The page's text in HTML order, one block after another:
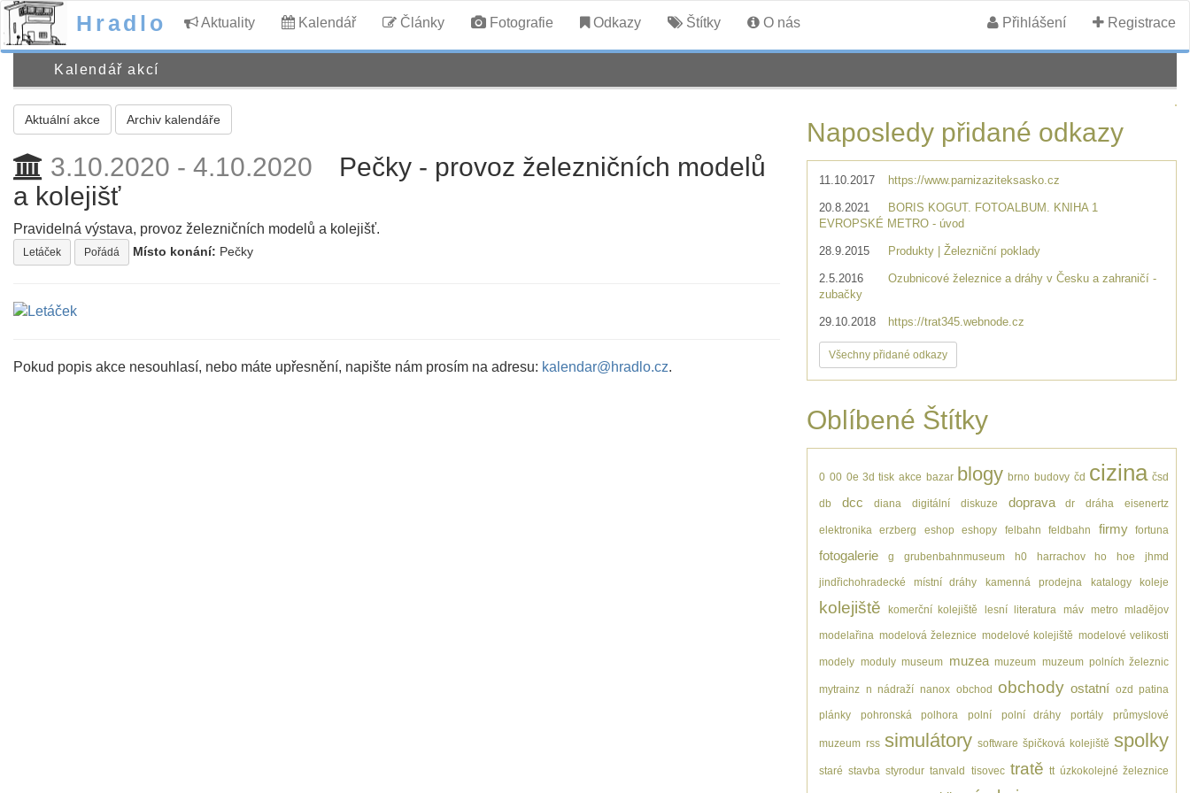
Hradlo Aktuality Kalendář Články Fotografie Odkazy Štítky O nás Přihlášení Registrace
Kalendář akcí
Aktuální akce Archiv kalendáře
3.10.2020 - 4.10.2020
Pečky - provoz železničních modelů
a kolejišť
Pravidelná výstava, provoz železničních modelů a kolejišť.
Letáček Pořádá Místo konání: Pečky
Pokud popis akce nesouhlasí, nebo máte upřesnění, napište nám prosím na adresu: kalendar@hradlo.cz.
Naposledy přidané odkazy
11.10.2017 https://www.parnizaziteksasko.cz
20.8.2021
BORIS KOGUT. FOTOALBUM. KNIHA 1
EVROPSKÉ METRO - úvod
28.9.2015 Produkty | Železniční poklady
2.5.2016
Ozubnicové železnice a dráhy v Česku a zahraničí -
zubačky
29.10.2018 https://trat345.webnode.cz
Všechny přidané odkazy
Oblíbené Štítky
0 00 0e 3d tisk akce bazar blogy brno budovy čd cizina čsd
db dcc diana digitální diskuze doprava dr dráha eisenertz
elektronika erzberg eshop eshopy felbahn feldbahn firmy fortuna
fotogalerie g grubenbahnmuseum h0 harrachov ho hoe jhmd
jindřichohradecké místní dráhy kamenná prodejna katalogy koleje
kolejiště komerční kolejiště lesní literatura máv metro mladějov
modelařina modelová železnice modelové kolejiště modelové velikosti
modely moduly museum muzea muzeum muzeum polních železnic
mytrainz n nádraží nanox obchod obchody ostatní ozd patina
plánky pohronská polhora polní polní dráhy portály průmyslové
muzeum rss simulátory software špičková kolejiště spolky
staré stavba styrodur tanvald tisovec tratě tt úzkokolejné železnice